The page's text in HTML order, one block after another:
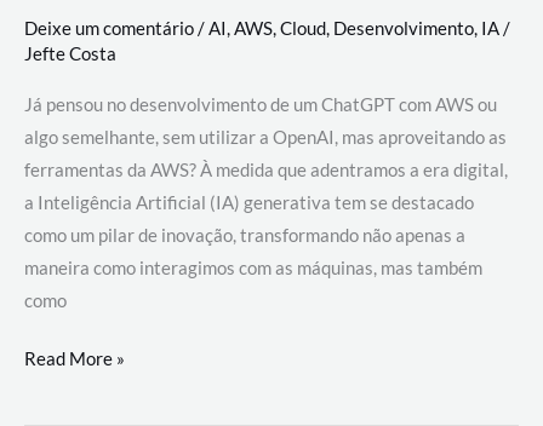
Deixe um comentário/AI,AWS,Cloud, Desenvolvimento, IA/
Jefte Costa
Já pensou no desenvolvimento de um ChatGPT com AWS ou
algo semelhante, sem utilizar a OpenAI, mas aproveitando as
ferramentas da AWS? À medida que adentramos a era digital,
a Inteligência Artificial (IA) generativa tem se destacado
como um pilar de inovação, transformando não apenas a
maneira como interagimos com as máquinas, mas também
como
Desenvolvimento
Read More »